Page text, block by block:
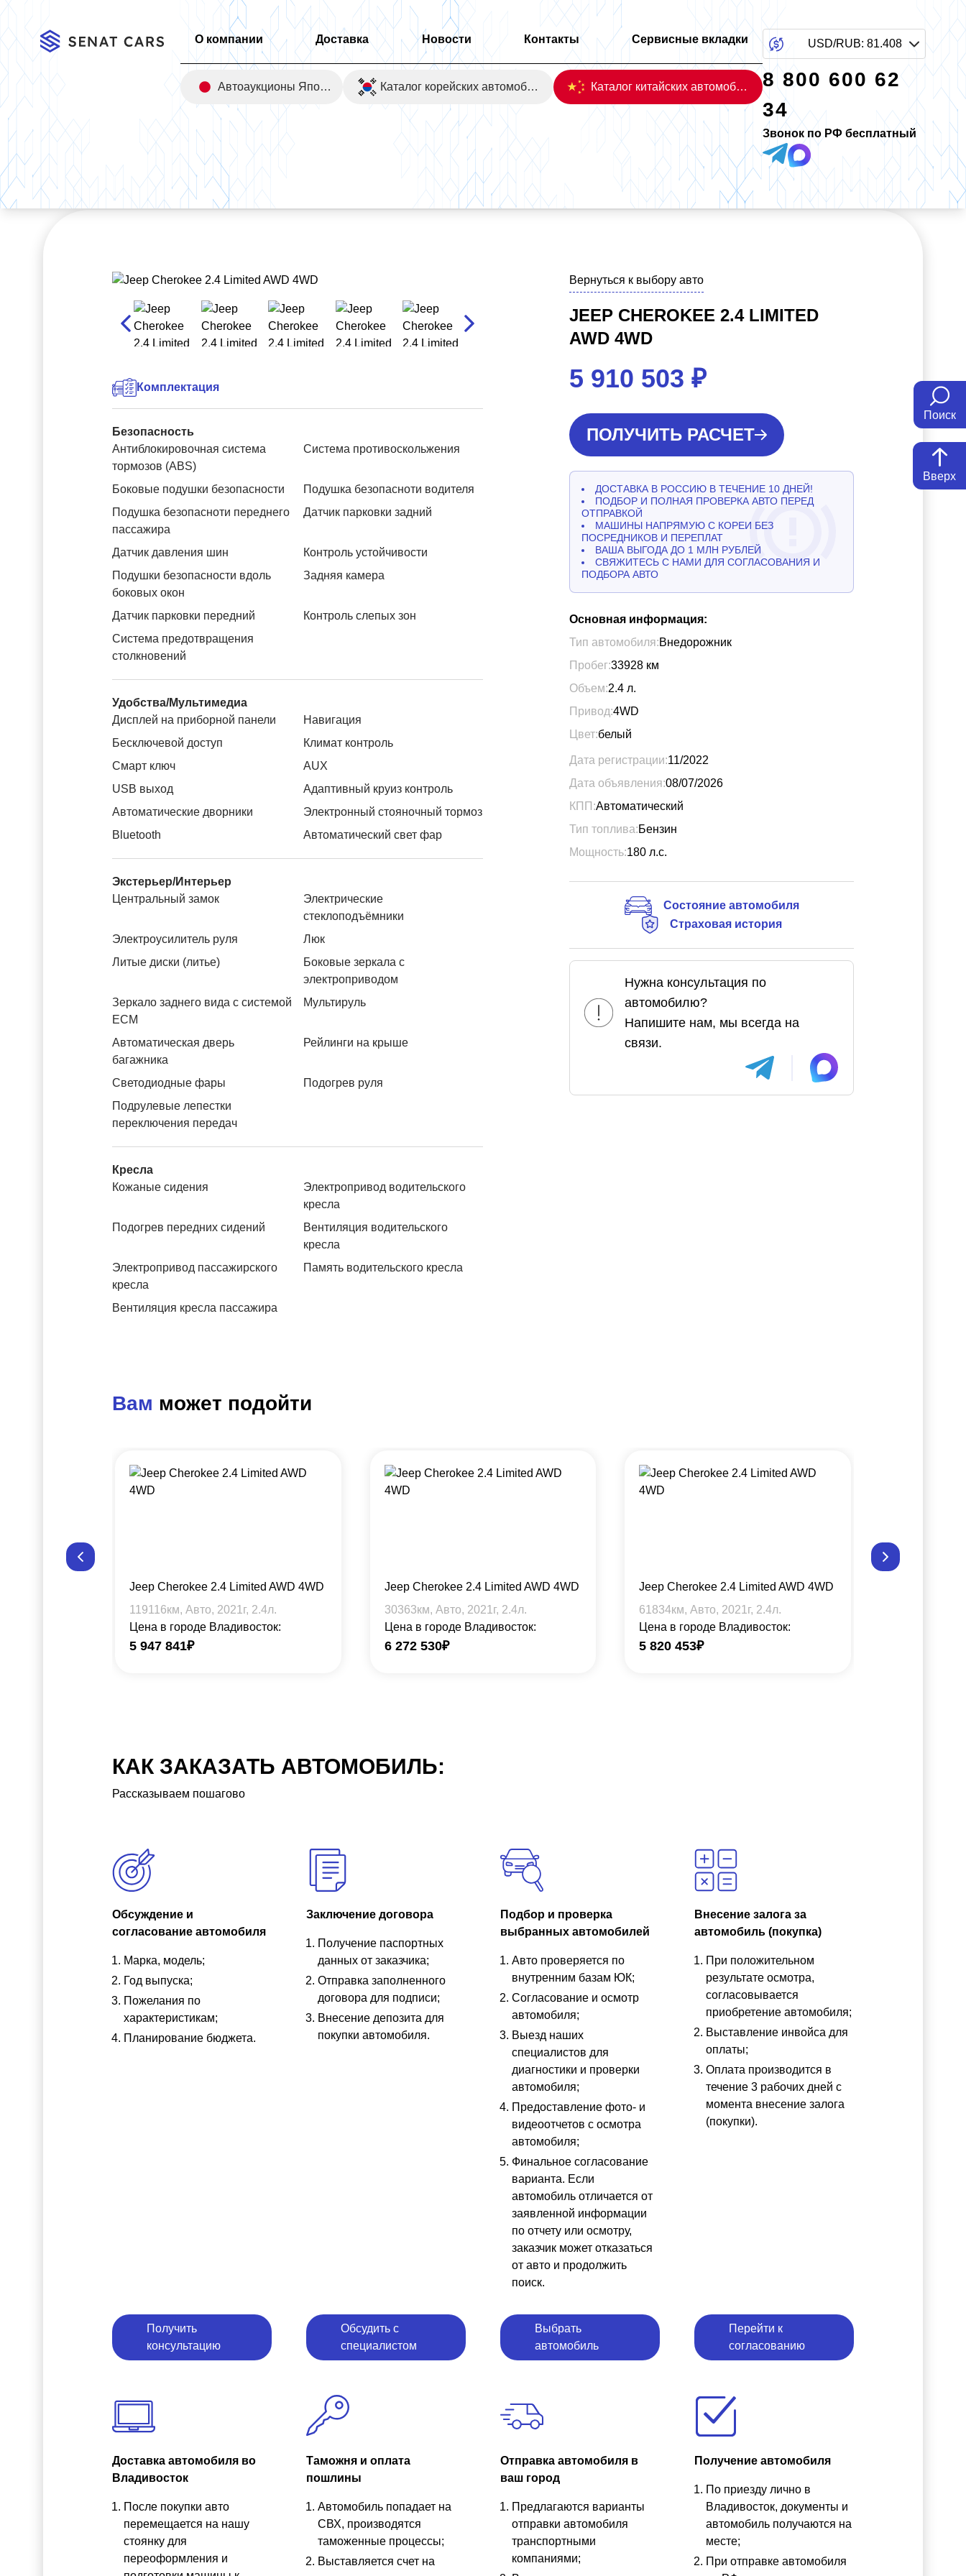
Поиск
Вверх
О компании Доставка Новости Контакты Сервисные вкладки
Автоаукционы Японии Каталог корейских автомобилей Каталог китайских автомобилей
USD/RUB: 81.408
8 800 600 62
34
Звонок по РФ бесплатный
Главная/Каталог Jeep Cherokee 2.4 Limited AWD 4WD
Комплектация
Безопасность
Антиблокировочная система
тормозов (ABS)
Система противоскольжения
Боковые подушки безопасности
Подушка безопасноти водителя
Подушка безопасноти переднего
пассажира
Датчик парковки задний
Датчик давления шин
Контроль устойчивости
Подушки безопасности вдоль
боковых окон
Задняя камера
Датчик парковки передний
Контроль слепых зон
Система предотвращения
столкновений
Удобства/Мультимедиа
Дисплей на приборной панели
Навигация
Бесключевой доступ
Климат контроль
Смарт ключ
AUX
USB выход
Адаптивный круиз контроль
Автоматические дворники
Электронный стояночный тормоз
Bluetooth
Автоматический свет фар
Экстерьер/Интерьер
Центральный замок
Электрические
стеклоподъёмники
Электроусилитель руля
Люк
Литые диски (литье)
Боковые зеркала с
электроприводом
Зеркало заднего вида с системой
ЕСМ
Мультируль
Автоматическая дверь
багажника
Рейлинги на крыше
Светодиодные фары
Подогрев руля
Подрулевые лепестки
переключения передач
Кресла
Кожаные сидения
Электропривод водительского
кресла
Подогрев передних сидений
Вентиляция водительского
кресла
Электропривод пассажирского
кресла
Память водительского кресла
Вентиляция кресла пассажира
Вернуться к выбору авто
JEEP CHEROKEE 2.4 LIMITED
AWD 4WD
5 910 503 ₽
ПОЛУЧИТЬ РАСЧЕТ
ДОСТАВКА В РОССИЮ В ТЕЧЕНИЕ 10 ДНЕЙ!
ПОДБОР И ПОЛНАЯ ПРОВЕРКА АВТО ПЕРЕД
ОТПРАВКОЙ
МАШИНЫ НАПРЯМУЮ С КОРЕИ БЕЗ
ПОСРЕДНИКОВ И ПЕРЕПЛАТ
ВАША ВЫГОДА ДО 1 МЛН РУБЛЕЙ
СВЯЖИТЕСЬ С НАМИ ДЛЯ СОГЛАСОВАНИЯ И
ПОДБОРА АВТО
Основная информация:
Тип автомобиля:Внедорожник
Пробег:33928 км
Объем:2.4 л.
Привод:4WD
Цвет:белый
Дата регистрации:11/2022
Дата объявления:08/07/2026
КПП:Автоматический
Тип топлива:Бензин
Мощность:180 л.с.
Состояние автомобиля
Страховая история
Нужна консультация по
автомобилю?
Напишите нам, мы всегда на
связи.
Вам может подойти
Jeep Cherokee 2.4 Limited AWD 4WD
119116км, Авто, 2021 г, 2.4л.
Цена в городе Владивосток:
5 947 841₽
Jeep Cherokee 2.4 Limited AWD 4WD
30363км, Авто, 2021 г, 2.4л.
Цена в городе Владивосток:
6 272 530₽
Jeep Cherokee 2.4 Limited AWD 4WD
61834км, Авто, 2021 г, 2.4л.
Цена в городе Владивосток:
5 820 453₽
КАК ЗАКАЗАТЬ АВТОМОБИЛЬ:
Рассказываем пошагово
Обсуждение и
согласование автомобиля
Марка, модель;
Год выпуска;
Пожелания по
характеристикам;
Планирование бюджета.
Получить
консультацию
Заключение договора
Получение паспортных
данных от заказчика;
Отправка заполненного
договора для подписи;
Внесение депозита для
покупки автомобиля.
Обсудить с
специалистом
Подбор и проверка
выбранных автомобилей
Авто проверяется по
внутренним базам ЮК;
Согласование и осмотр
автомобиля;
Выезд наших
специалистов для
диагностики и проверки
автомобиля;
Предоставление фото- и
видеоотчетов с осмотра
автомобиля;
Финальное согласование
варианта. Если
автомобиль отличается от
заявленной информации
по отчету или осмотру,
заказчик может отказаться
от авто и продолжить
поиск.
Выбрать
автомобиль
Внесение залога за
автомобиль (покупка)
При положительном
результате осмотра,
согласовывается
приобретение автомобиля;
Выставление инвойса для
оплаты;
Оплата производится в
течение 3 рабочих дней с
момента внесение залога
(покупки).
Перейти к
согласованию
Доставка автомобиля во
Владивосток
После покупки авто
перемещается на нашу
стоянку для
переоформления и
Таможня и оплата
пошлины
Автомобиль попадает на
СВХ, производятся
таможенные процессы;
Выставляется счет на
Отправка автомобиля в
ваш город
Предлагаются варианты
отправки автомобиля
транспортными
компаниями;
Получение автомобиля
По приезду лично в
Владивосток, документы и
автомобиль получаются на
месте;
При отправке автомобиля